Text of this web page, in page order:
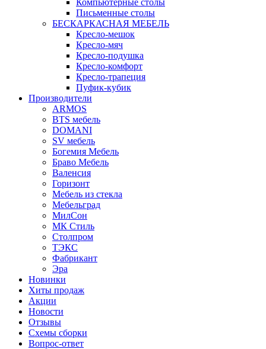
Компьютерные столы
Письменные столы
БЕСКАРКАСНАЯ МЕБЕЛЬ
Кресло-мешок
Кресло-мяч
Кресло-подушка
Кресло-комфорт
Кресло-трапеция
Пуфик-кубик
Производители
ARMOS
BTS мебель
DOMANI
SV мебель
Богемия Мебель
Браво Мебель
Валенсия
Горизонт
Мебель из стекла
Мебельград
МилСон
МК Стиль
Столпром
ТЭКС
Фабрикант
Эра
Новинки
Хиты продаж
Акции
Новости
Отзывы
Схемы сборки
Вопрос-ответ